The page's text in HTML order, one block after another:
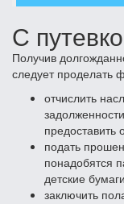
С
Получив
следует проделать
отчислить
предоставить
подать
понадобятся
детские
заключить